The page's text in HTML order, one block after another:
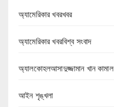
অ্যামেরিকার খবরখবর
অ্যামেরিকার খবরবিশ্ব সংবাদ
অ্যালকোহলআসাদুজ্জামান খান কামাল
আইন শৃঙ্খলা